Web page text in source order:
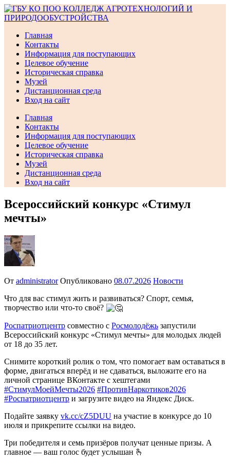
Перейти
к
Главная
Контакты
Информация для поступающих
Целевое обучение
Историческая справка
Музей
Дистанционная среда
Вход на сайт
Главная
Контакты
Информация для поступающих
Целевое обучение
Историческая справка
Музей
Дистанционная среда
Вход на сайт
Всероссийский конкурс «Стимул
мечты»
От administrator Опубликовано 08.07.2026 Новости
Что для вас стимул жить и развиваться? Спорт, семья,
творчество или что-то своё?
Роспатриотцентр совместно с Росмолодёжь запустили
Всероссийский конкурс «Стимул мечты» для молодых людей
от 18 до 35 лет.
️Снимите короткий ролик о том, что помогает вам оставаться в
форме, двигаться вперёд и не сдаваться, выложите его на
личной странице ВКонтакте с хештегами
#СтимулМоейМечты2026 #ПротивНаркотиков2026
#Роспатриотцентр и загрузите видео на Яндекс Диск.
Подайте заявку vk.cc/cZ5DUU на участие в конкурсе до 10
июля и прикрепите ссылки на видео.
Три победителя и семь призёров получат ценные призы. А
главное — ваш голос будет услышан 🫰